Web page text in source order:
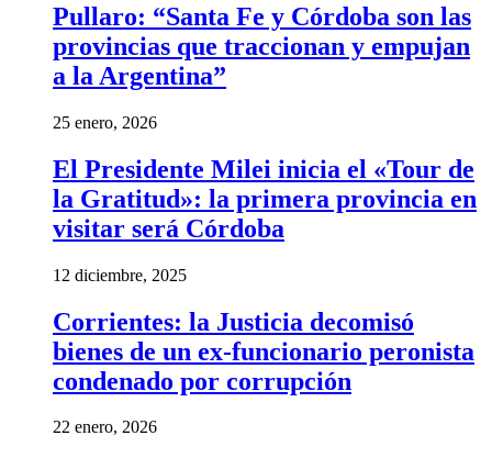
Pullaro: “Santa Fe y Córdoba son las
provincias que traccionan y empujan
a la Argentina”
25 enero, 2026
El Presidente Milei inicia el «Tour de
la Gratitud»: la primera provincia en
visitar será Córdoba
12 diciembre, 2025
Corrientes: la Justicia decomisó
bienes de un ex-funcionario peronista
condenado por corrupción
22 enero, 2026